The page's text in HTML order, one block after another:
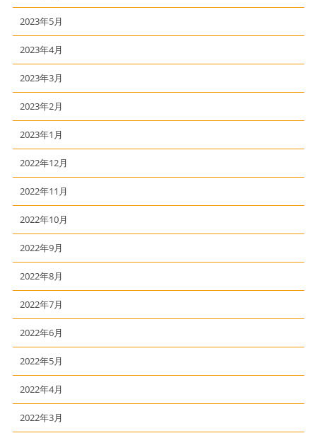
2023年5月
2023年4月
2023年3月
2023年2月
2023年1月
2022年12月
2022年11月
2022年10月
2022年9月
2022年8月
2022年7月
2022年6月
2022年5月
2022年4月
2022年3月